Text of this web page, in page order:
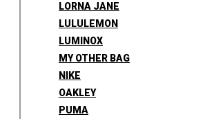
LORNA JANE
LULULEMON
LUMINOX
MY OTHER BAG
NIKE
OAKLEY
PUMA